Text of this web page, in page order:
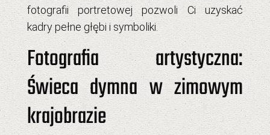
fotografii portretowej pozwoli Ci uzyskać
kadry pełne głębi i symboliki.
Fotografia artystyczna:
Świeca dymna w zimowym
krajobrazie